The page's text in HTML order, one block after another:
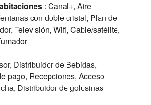
: Canal+, Aire
con doble cristal, Plan de
Televisión, Wifi, Cable/satélite,
Distribuidor de Bebidas,
pago, Recepciones, Acceso
Distribuidor de golosinas